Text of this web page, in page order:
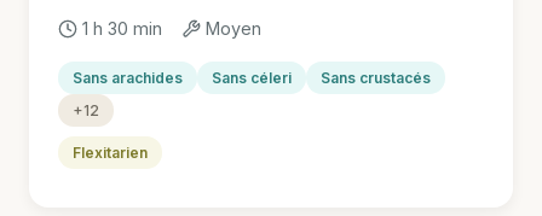
1 h 30 min Moyen
Sans arachides Sans céleri
Sans crustacés
+12
Flexitarien